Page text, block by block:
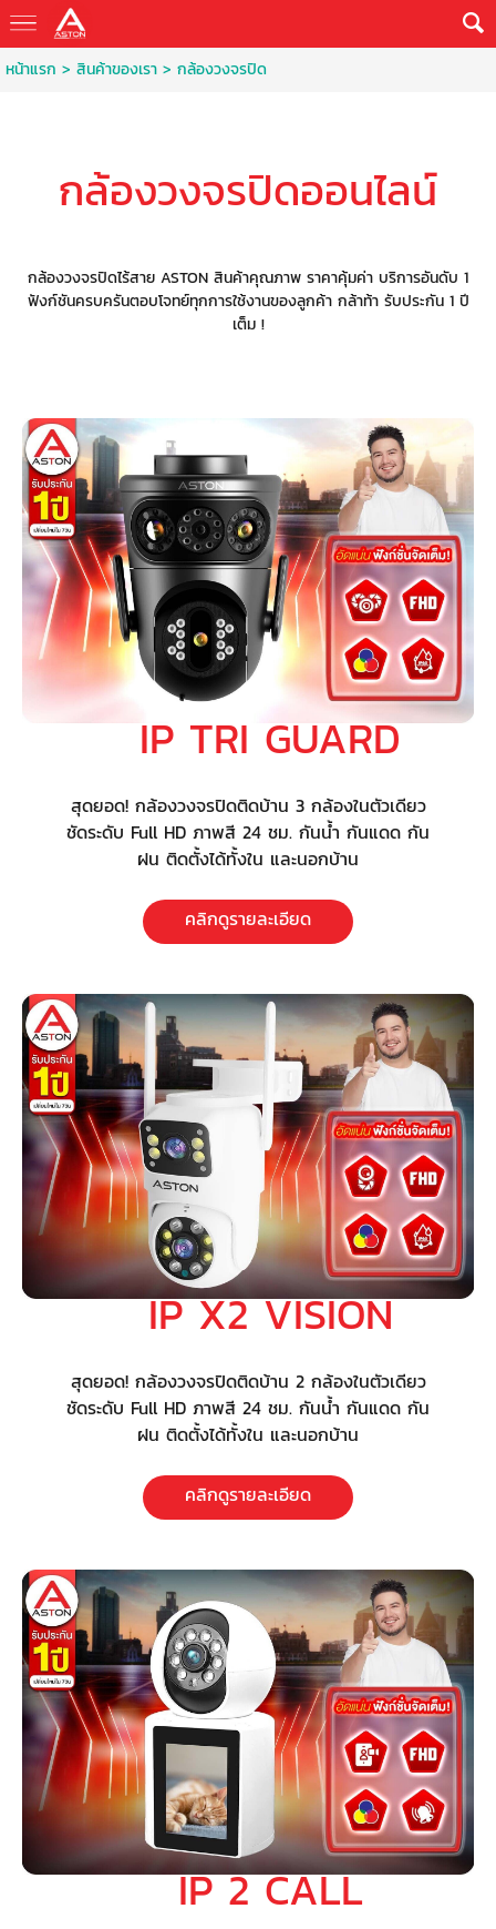
หน้าแรก > สินค้าของเรา > กล้องวงจรปิด
กล้องวงจรปิดออนไลน์
กล้องวงจรปิดไร้สาย ASTON สินค้าคุณภาพ ราคาคุ้มค่า บริการอันดับ 1
ฟังก์ชันครบครันตอบโจทย์ทุกการใช้งานของลูกค้า กล้าท้า รับประกัน 1 ปี
เต็ม !
IP TRI GUARD
สุดยอด! กล้องวงจรปิดติดบ้าน 3 กล้องในตัวเดียว
ชัดระดับ Full HD ภาพสี 24 ชม. กันน้ำ กันแดด กัน
ฝน ติดตั้งได้ทั้งใน และนอกบ้าน
คลิกดูรายละเอียด
IP X2 VISION
สุดยอด! กล้องวงจรปิดติดบ้าน 2 กล้องในตัวเดียว
ชัดระดับ Full HD ภาพสี 24 ชม. กันน้ำ กันแดด กัน
ฝน ติดตั้งได้ทั้งใน และนอกบ้าน
คลิกดูรายละเอียด
IP 2 CALL